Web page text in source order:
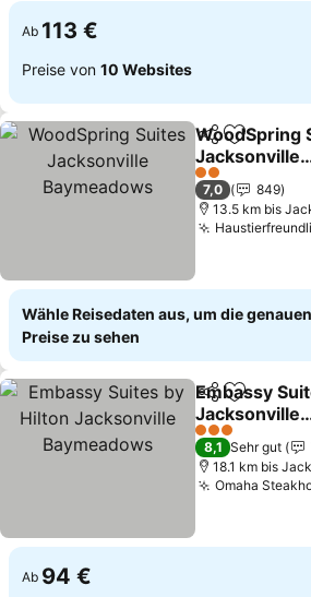
Ab 113 €
Preise von 10 Websites
TeilenZu
WoodSpring
Jacksonville
Baymeadows
2 Sterne
7,0
849
13.5 km bis
Wähle Reisedaten aus, um die genauen
Preise zu sehen
TeilenZu
Embassy
Jacksonville
Baymeadows
3 Sterne
8,1 Sehr gut
18.1 km bis
Omaha
Ab 94 €